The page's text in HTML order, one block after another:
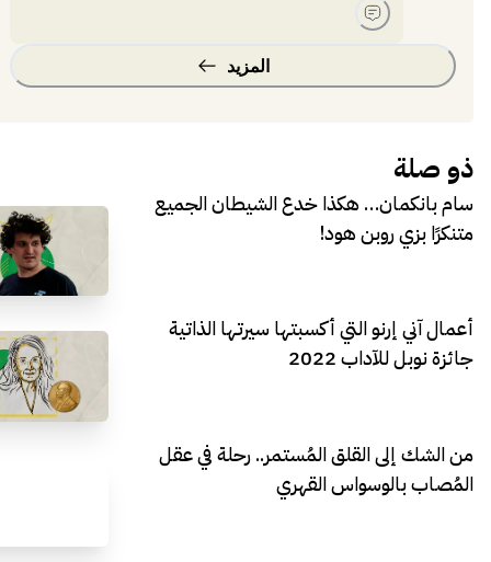
المزيد
ذو صلة
سام بانكمان… هكذا خدع الشيطان الجميع
متنكرًا بزي روبن هود!
أعمال آني إرنو التي أكسبتها سيرتها الذاتية
جائزة نوبل للآداب 2022
من الشك إلى القلق المُستمر.. رحلة في عقل
المُصاب بالوسواس القهري